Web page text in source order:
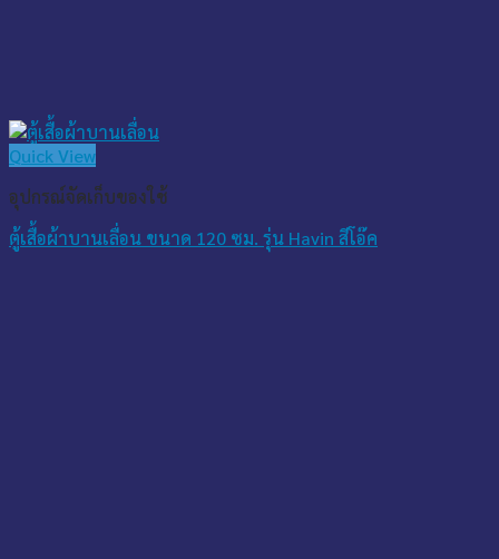
Quick View
อุปกรณ์จัดเก็บของใช้
ตู้เสื้อผ้าบานเลื่อน ขนาด 120 ซม. รุ่น Havin สีโอ๊ค